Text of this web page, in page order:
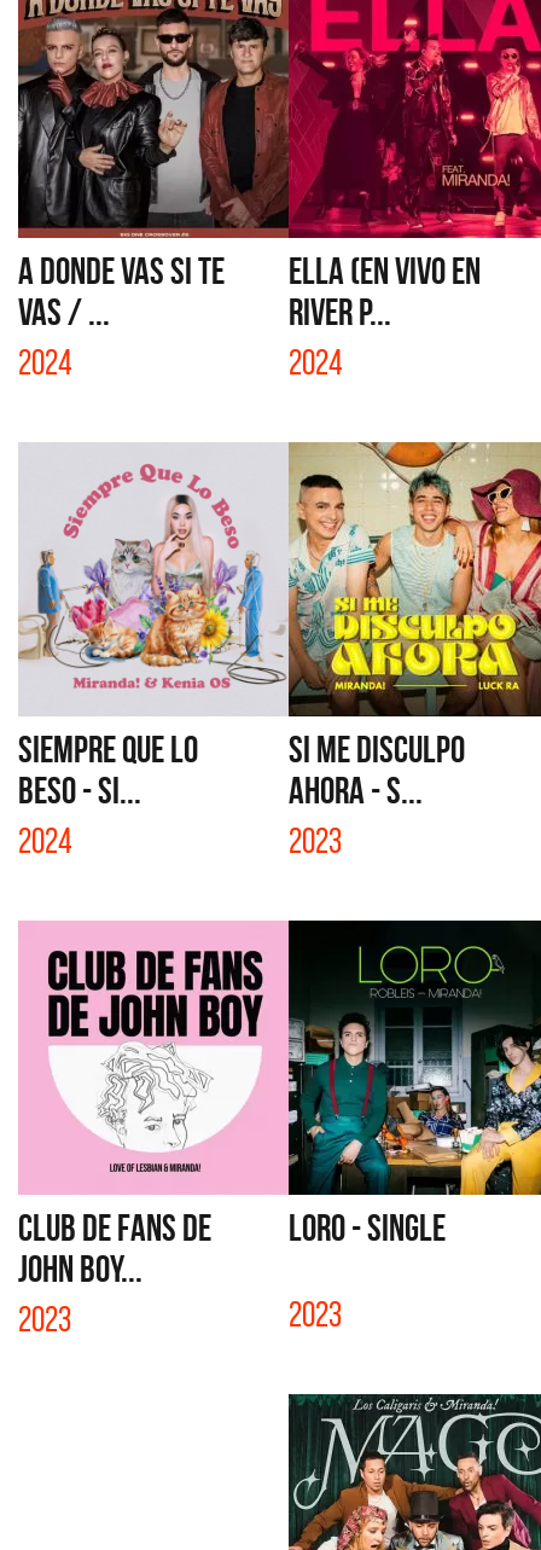
A DONDE VAS SI TE
VAS / ...
2024
ELLA (EN VIVO EN
RIVER P...
2024
SIEMPRE QUE LO
BESO - SI...
2024
SI ME DISCULPO
AHORA - S...
2023
CLUB DE FANS DE
JOHN BOY...
2023
LORO - SINGLE
2023